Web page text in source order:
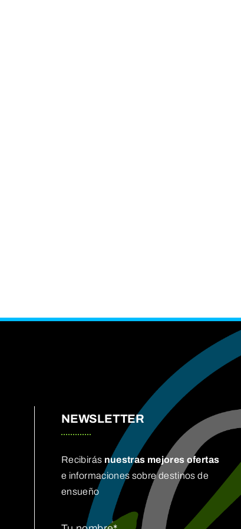
NEWSLETTER
Recibirás nuestras mejores ofertas
e informaciones sobre destinos de
ensueño